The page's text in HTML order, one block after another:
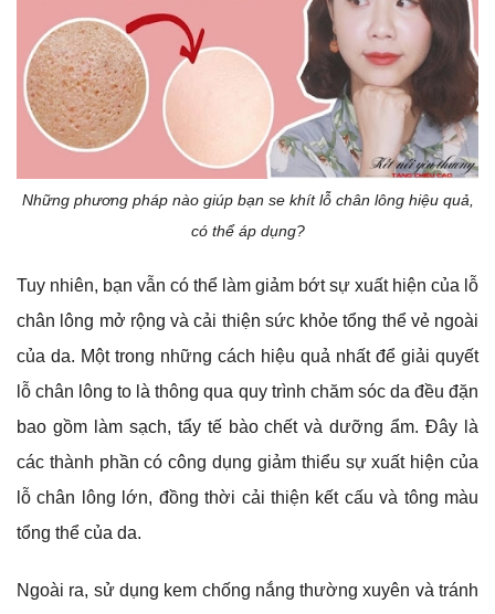
Những phương pháp nào giúp bạn se khít lỗ chân lông hiệu quả,
có thể áp dụng?
Tuy nhiên, bạn vẫn có thể làm giảm bớt sự xuất hiện của lỗ
chân lông mở rộng và cải thiện sức khỏe tổng thể vẻ ngoài
của da. Một trong những cách hiệu quả nhất để giải quyết
lỗ chân lông to là thông qua quy trình chăm sóc da đều đặn
bao gồm làm sạch, tẩy tế bào chết và dưỡng ẩm. Đây là
các thành phần có công dụng giảm thiểu sự xuất hiện của
lỗ chân lông lớn, đồng thời cải thiện kết cấu và tông màu
tổng thể của da.
Ngoài ra, sử dụng kem chống nắng thường xuyên và tránh